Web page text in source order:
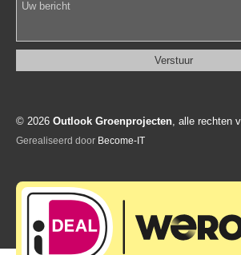
© 2026 Outlook Groenprojecten, alle rechten
Gerealiseerd door Become-IT